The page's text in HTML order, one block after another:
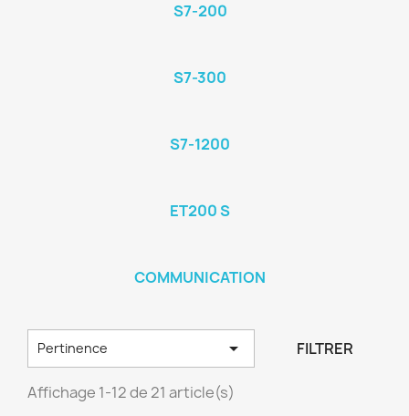
S7-200
S7-300
S7-1200
ET200 S
COMMUNICATION
Pertinence  FILTRER
Affichage 1-12 de 21 article(s)